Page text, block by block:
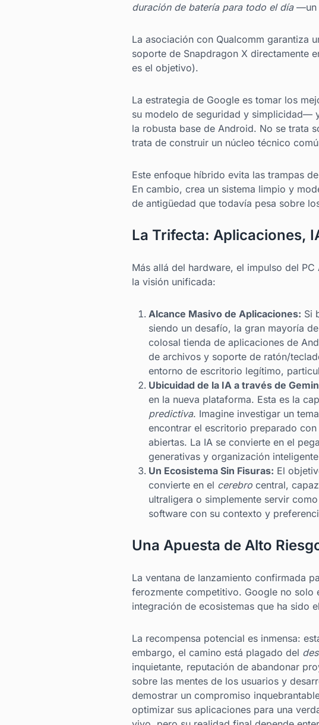
duración de batería para todo el día—un
La asociación con Qualcomm garantiza
soporte de Snapdragon X directamente
es el objetivo).
La estrategia de Google es tomar los
su modelo de seguridad y simplicidad—
la robusta base de Android. No se trata
trata de construir un núcleo técnico
Este enfoque híbrido evita las trampas
En cambio, crea un sistema limpio y
de antigüedad que todavía pesa sobre
La Trifecta: Aplicaciones,
Más allá del hardware, el impulso del
la visión unificada:
Alcance Masivo de Aplicaciones: Si
siendo un desafío, la gran mayoría
colosal tienda de aplicaciones de
de archivos y soporte de ratón/
entorno de escritorio legítimo,
Ubicuidad de la IA a través de
en la nueva plataforma. Esta es la
predictiva. Imagine investigar un
encontrar el escritorio preparado
abiertas. La IA se convierte en el
generativas y organización
Un Ecosistema Sin Fisuras: El
convierte en el cerebro central,
ultraligera o simplemente servir
software con su contexto y
Una Apuesta de Alto
La ventana de lanzamiento confirmada
ferozmente competitivo. Google no solo
integración de ecosistemas que ha sido
La recompensa potencial es inmensa:
embargo, el camino está plagado del
inquietante, reputación de abandonar
sobre las mentes de los usuarios y
demostrar un compromiso
optimizar sus aplicaciones para una